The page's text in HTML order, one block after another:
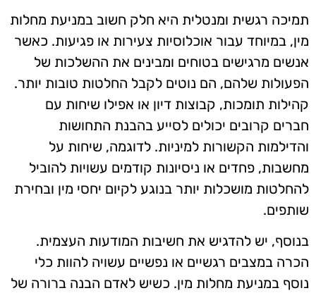
תמיכה רגשית ומנטלית היא חלק חשוב במניעת מחלות
מין, במיוחד עבור אוכלוסיות צעירות או פגיעות. כאשר
אנשים מרגישים בטוחים ומבינים את ההשלכות של
הפעולות שלהם, הם נוטים לקבל החלטות טובות יותר.
קהילות תומכות, קבוצות דיון או אפילו שיחות עם
חברים קרובים יכולים לסייע בהבנת התחושות
והדילמות הקשורות למיניות. לדוגמה, שיחות על
מחשבות, פחדים או ניסיונות קודמים עשויות להוביל
להחלטות מושכלות יותר בנוגע לקיום יחסי מין ובחירת
שותפים.
בנוסף, יש להדגיש את חשיבות המודעות העצמית.
הכרה במצבים רגשיים או נפשיים עשויה להוות כלי
נוסף במניעת מחלות מין. כשיש לאדם הבנה ברורה של